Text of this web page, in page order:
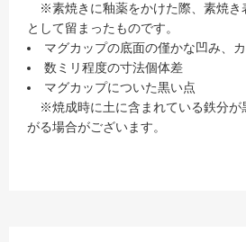
※素焼きに釉薬をかけた際、素焼き
として留まったものです。
マグカップの底面の僅かな凹み、
数ミリ程度の寸法個体差
マグカップについた黒い点
※焼成時に土に含まれている鉄分が
がる場合がございます。